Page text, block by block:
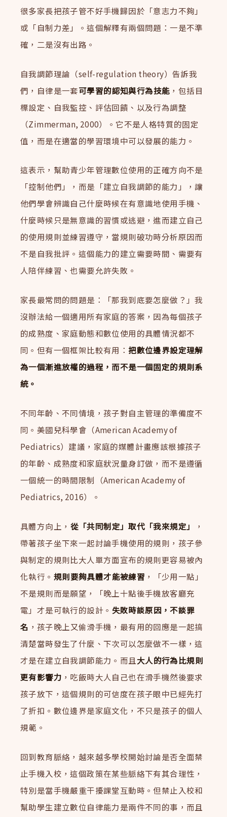
很多家長把孩子管不好手機歸因於「意志力不夠」
或「自制力差」。這個解釋有兩個問題：一是不準
確，二是沒有出路。
自我調節理論（self-regulation theory）告訴我
們，自律是一套可學習的認知與行為技能 ，包括目
標設定、自我監控、評估回饋、以及行為調整
（Zimmerman, 2000）。它不是人格特質的固定
值，而是在適當的學習環境中可以發展的能力。
這表示，幫助青少年管理數位使用的正確方向不是
「控制他們」，而是「建立自我調節的能力」，讓
他們學會辨識自己什麼時候在有意識地使用手機、
什麼時候只是無意識的習慣或逃避，進而建立自己
的使用規則並練習遵守，當規則破功時分析原因而
不是自我批評。這個能力的建立需要時間、需要有
人陪伴練習、也需要允許失敗。
家長最常問的問題是：「那我到底要怎麼做？」我
沒辦法給一個適用所有家庭的答案，因為每個孩子
的成熟度、家庭動態和數位使用的具體情況都不
同。但有一個框架比較有用：把數位邊界設定理解
為一個漸進放權的過程，而不是一個固定的規則系
統。
不同年齡、不同情境，孩子對自主管理的準備度不
同。美國兒科學會（American Academy of
Pediatrics）建議，家庭的媒體計畫應該根據孩子
的年齡、成熟度和家庭狀況量身訂做，而不是遵循
一個統一的時間限制（American Academy of
Pediatrics, 2016）。
具體方向上， 從「共同制定」取代「我來規定」
，
帶著孩子坐下來一起討論手機使用的規則，孩子參
與制定的規則比大人單方面宣布的規則更容易被內
化執行。 規則要夠具體才能被練習 ，「少用一點」
不是規則而是願望，「晚上十點後手機放客廳充
電」才是可執行的設計。 失敗時談原因，不談罪
名 ，孩子晚上又偷滑手機，最有用的回應是一起搞
清楚當時發生了什麼、下次可以怎麼做不一樣，這
才是在建立自我調節能力。而且 大人的行為比規則
更有影響力 ，吃飯時大人自己也在滑手機然後要求
孩子放下，這個規則的可信度在孩子眼中已經先打
了折扣。數位邊界是家庭文化，不只是孩子的個人
規範。
回到教育脈絡，越來越多學校開始討論是否全面禁
止手機入校，這個政策在某些脈絡下有其合理性，
特別是當手機嚴重干擾課堂互動時。但禁止入校和
幫助學生建立數位自律能力是兩件不同的事，而且